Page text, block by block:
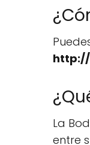
La
entre